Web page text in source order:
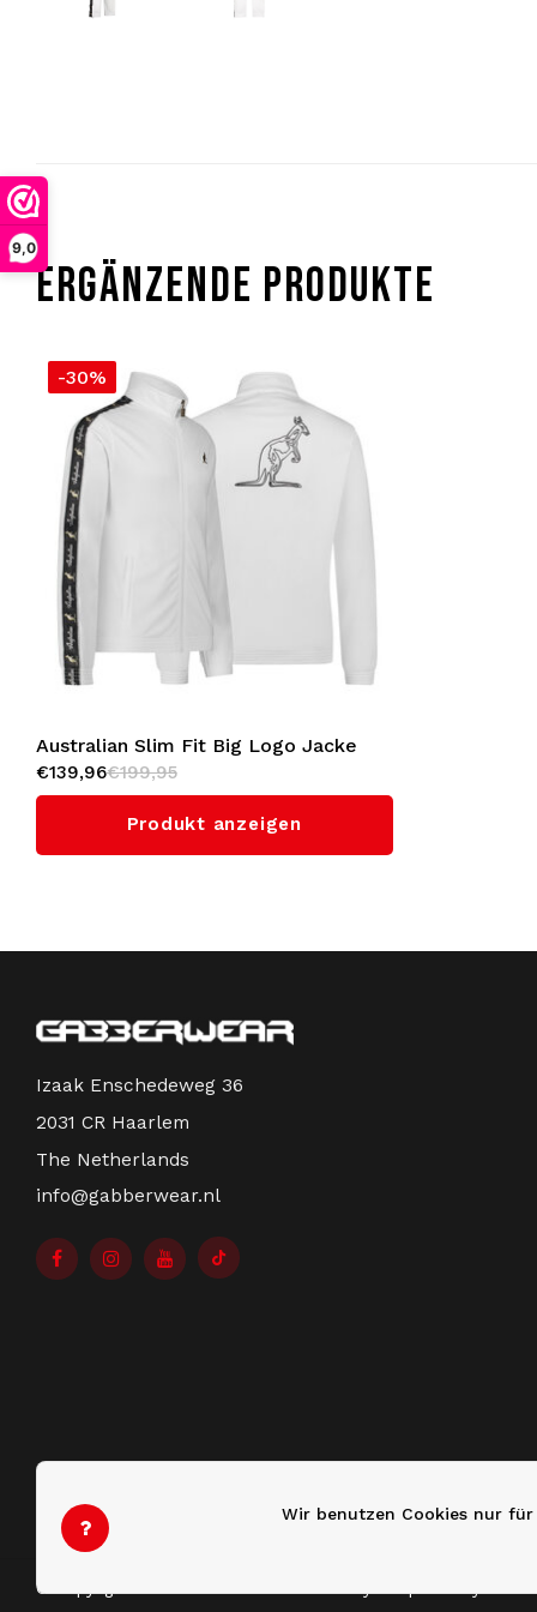
9,0
ERGÄNZENDE PRODUKTE
-30%
Australian Slim Fit Big Logo Jacke
mit Schwarzem Seitenstreifen 3.0
(White)
€139,96€199,95
Produkt anzeigen
Izaak Enschedeweg 36
2031 CR Haarlem
The Netherlands
info@gabberwear.nl
© Copyright 2026 Gabberwear - Theme by
Wir benutzen Cookies nur